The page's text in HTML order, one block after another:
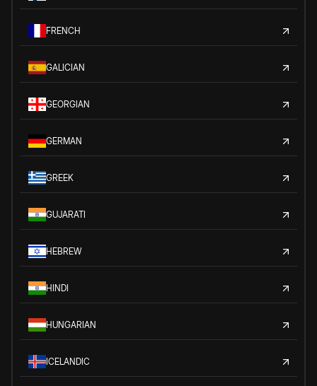
FRENCH
GALICIAN
GEORGIAN
GERMAN
GREEK
GUJARATI
HEBREW
HINDI
HUNGARIAN
ICELANDIC